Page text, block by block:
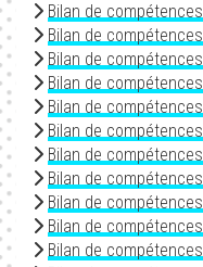
Bilan de
Bilan de
Bilan de
Bilan de
Bilan de
Bilan de
Bilan de
Bilan de
Bilan de
Bilan de
Bilan de